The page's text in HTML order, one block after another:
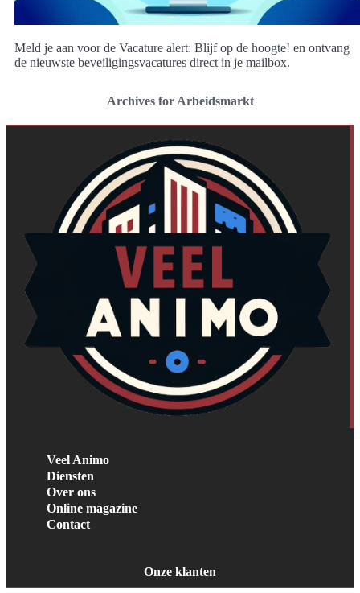
Meld je aan voor de Vacature alert: Blijf op de hoogte! en ontvang
de nieuwste beveiligingsvacatures direct in je mailbox.
Archives for Arbeidsmarkt
Veel Animo
Diensten
Over ons
Online magazine
Contact
Onze klanten